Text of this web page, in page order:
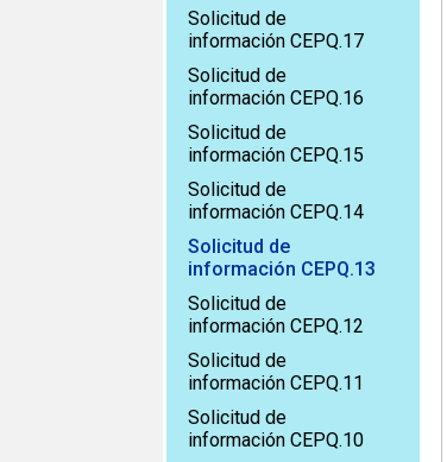
Solicitud de
información CEPQ.17
Solicitud de
información CEPQ.16
Solicitud de
información CEPQ.15
Solicitud de
información CEPQ.14
Solicitud de
información CEPQ.13
Solicitud de
información CEPQ.12
Solicitud de
información CEPQ.11
Solicitud de
información CEPQ.10